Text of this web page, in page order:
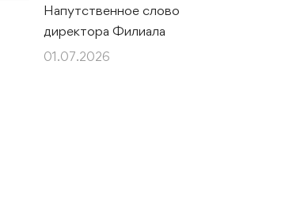
Напутственное слово
директора Филиала
01.07.2026